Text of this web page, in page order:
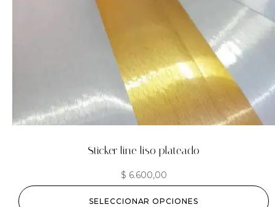
Sticker line liso plateado
$ 6.600,00
SELECCIONAR OPCIONES